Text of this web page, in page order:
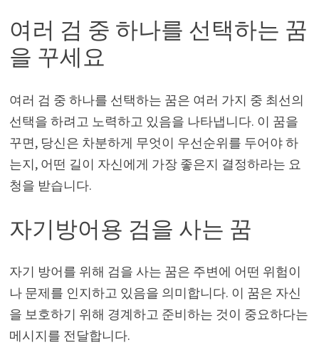
여러 검 중 하나를 선택하는 꿈
을 꾸세요
여러 검 중 하나를 선택하는 꿈은 여러 가지 중 최선의
선택을 하려고 노력하고 있음을 나타냅니다. 이 꿈을
꾸면, 당신은 차분하게 무엇이 우선순위를 두어야 하
는지, 어떤 길이 자신에게 가장 좋은지 결정하라는 요
청을 받습니다.
자기방어용 검을 사는 꿈
자기 방어를 위해 검을 사는 꿈은 주변에 어떤 위험이
나 문제를 인지하고 있음을 의미합니다. 이 꿈은 자신
을 보호하기 위해 경계하고 준비하는 것이 중요하다는
메시지를 전달합니다.